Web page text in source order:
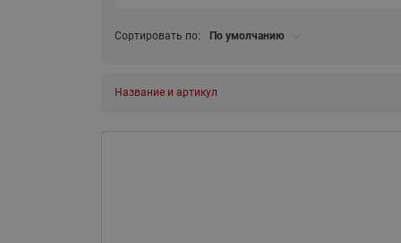
Сортировать по: По умолчанию
Название и артикул